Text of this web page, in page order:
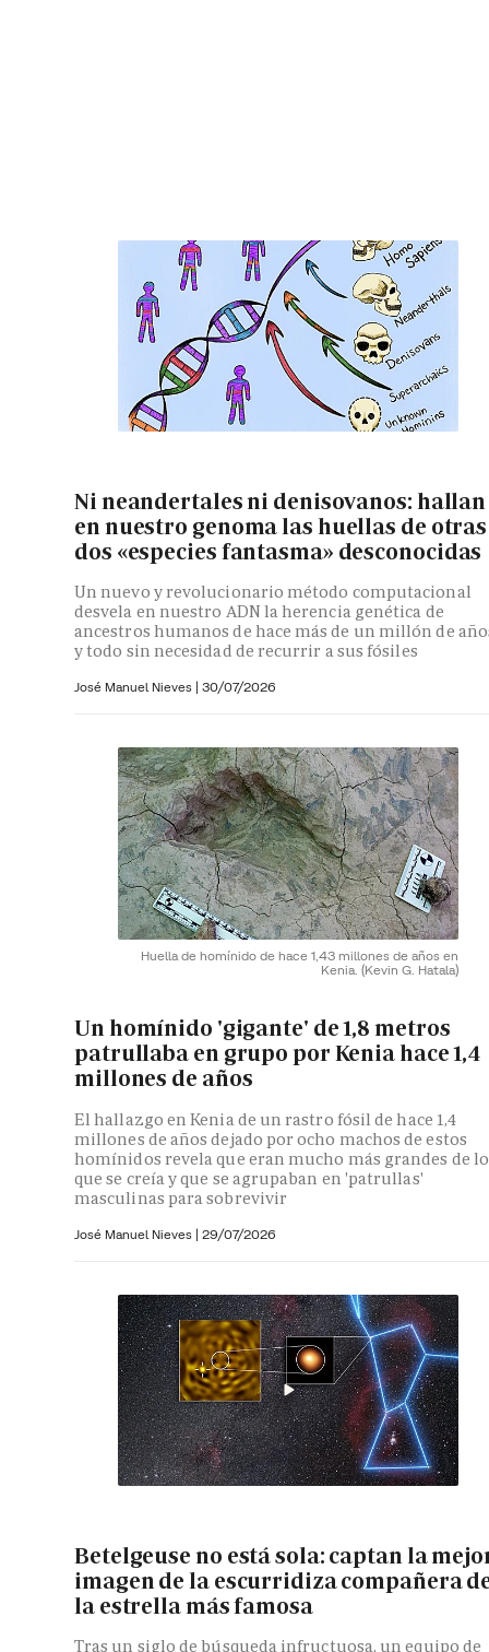
Ni neandertales ni denisovanos: hallan
en nuestro genoma las huellas de otras
dos «especies fantasma» desconocidas
Un nuevo y revolucionario método computacional
desvela en nuestro ADN la herencia genética de
ancestros humanos de hace más de un millón de
y todo sin necesidad de recurrir a sus fósiles
José Manuel Nieves | 30/07/2026
Huella de homínido de hace 1,43 millones de años en
Kenia. (Kevin G. Hatala)
Un homínido 'gigante' de 1,8 metros
patrullaba en grupo por Kenia hace 1,4
millones de años
El hallazgo en Kenia de un rastro fósil de hace 1,4
millones de años dejado por ocho machos de estos
homínidos revela que eran mucho más grandes de lo
que se creía y que se agrupaban en 'patrullas'
masculinas para sobrevivir
José Manuel Nieves | 29/07/2026
Betelgeuse no está sola: captan la
imagen de la escurridiza compañera
la estrella más famosa
Tras un siglo de búsqueda infructuosa, un equipo de